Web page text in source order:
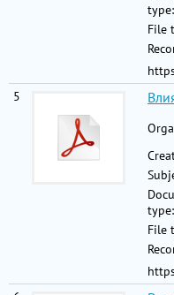
type:
File
5
type:
File